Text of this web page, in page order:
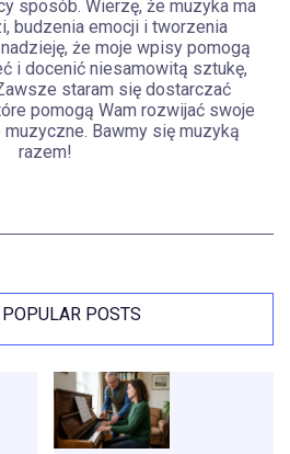
sposób. Wierzę, że muzyka ma
budzenia emocji i tworzenia
że moje wpisy pomogą
i docenić niesamowitą sztukę,
staram się dostarczać
pomogą Wam rozwijać swoje
Bawmy się muzyką
razem!
POSTS